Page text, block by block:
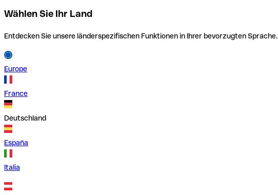
Wählen Sie Ihr Land
Entdecken Sie unsere länderspezifischen Funktionen in Ihrer bevorzugten Sprache.
Europe
France
Deutschland
España
Italia